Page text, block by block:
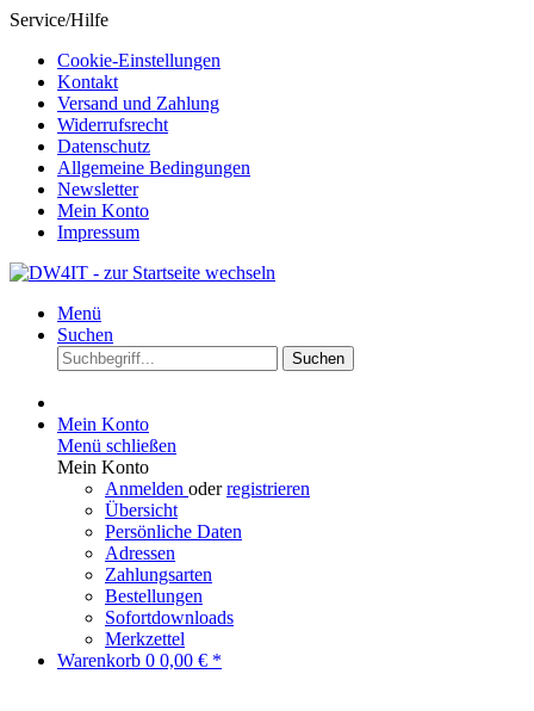
Service/Hilfe
Cookie-Einstellungen
Kontakt
Versand und Zahlung
Widerrufsrecht
Datenschutz
Allgemeine Bedingungen
Newsletter
Mein Konto
Impressum
Menü
Suchen
Suchen
Mein Konto
Menü schließen
Mein Konto
Anmelden oderregistrieren
Übersicht
Persönliche Daten
Adressen
Zahlungsarten
Bestellungen
Sofortdownloads
Merkzettel
Warenkorb 0 0,00 € *